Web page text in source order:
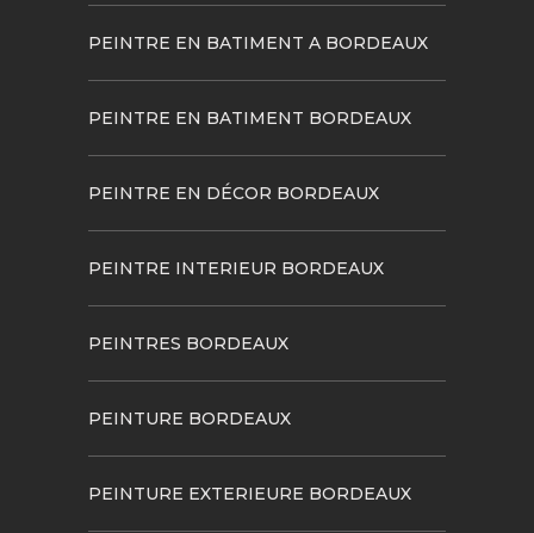
PEINTRE EN BATIMENT A BORDEAUX
PEINTRE EN BATIMENT BORDEAUX
PEINTRE EN DÉCOR BORDEAUX
PEINTRE INTERIEUR BORDEAUX
PEINTRES BORDEAUX
PEINTURE BORDEAUX
PEINTURE EXTERIEURE BORDEAUX